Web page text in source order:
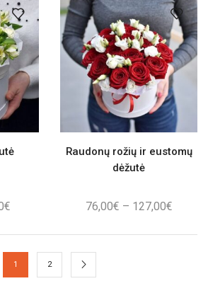
through
85,00€
through
€
47,00€
through
69,00€
Raudonų rožių ir eustomų
dėžutė
76,00€ – 127,00€Price
76,00€
1 2